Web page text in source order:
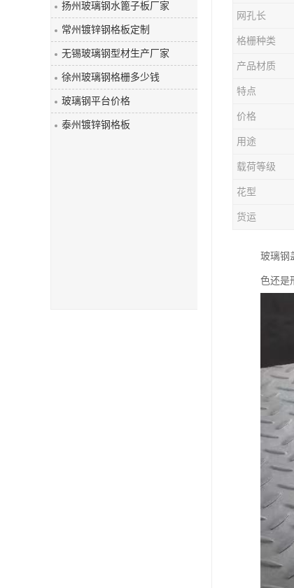
玻璃钢盖板
扬州玻璃钢水篦子板厂家
常州镀锌钢格板定制
无锡玻璃钢型材生产厂家
徐州玻璃钢格栅多少钱
玻璃钢平台价格
泰州镀锌钢格板
网孔长
格栅种类
产品材质
特点
价格
用途
载荷等级
花型
货运
玻璃钢
色还是